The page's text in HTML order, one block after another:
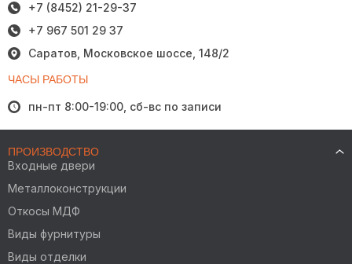
+7 (8452) 21-29-37
+7 967 501 29 37
Саратов, Московское шоссе, 148/2
ЧАСЫ РАБОТЫ
пн-пт 8:00-19:00, сб-вс по записи
ПРОИЗВОДСТВО
Входные двери
Металлоконструкции
Откосы МДФ
Виды фурнитуры
Виды отделки